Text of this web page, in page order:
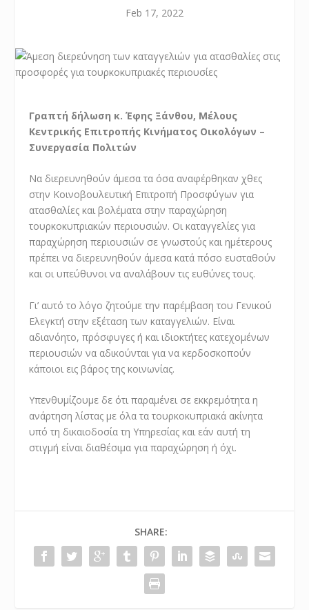
Feb 17, 2022
Γραπτή δήλωση κ. Έφης Ξάνθου, Μέλους
Κεντρικής Επιτροπής Κινήματος Οικολόγων –
Συνεργασία Πολιτών
Να διερευνηθούν άμεσα τα όσα αναφέρθηκαν χθες
στην Κοινοβουλευτική Επιτροπή Προσφύγων για
ατασθαλίες και βολέματα στην παραχώρηση
τουρκοκυπριακών περιουσιών. Οι καταγγελίες για
παραχώρηση περιουσιών σε γνωστούς και ημέτερους
πρέπει να διερευνηθούν άμεσα κατά πόσο ευσταθούν
και οι υπεύθυνοι να αναλάβουν τις ευθύνες τους.
Γι’ αυτό το λόγο ζητούμε την παρέμβαση του Γενικού
Ελεγκτή στην εξέταση των καταγγελιών. Είναι
αδιανόητο, πρόσφυγες ή και ιδιοκτήτες κατεχομένων
περιουσιών να αδικούνται για να κερδοσκοπούν
κάποιοι εις βάρος της κοινωνίας.
Υπενθυμίζουμε δε ότι παραμένει σε εκκρεμότητα η
ανάρτηση λίστας με όλα τα τουρκοκυπριακά ακίνητα
υπό τη δικαιοδοσία τη Υπηρεσίας και εάν αυτή τη
στιγμή είναι διαθέσιμα για παραχώρηση ή όχι.
SHARE: